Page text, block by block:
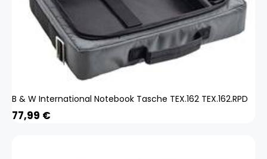
B & W International Notebook Tasche TEX.162 TEX.162.RPD
77,99 €